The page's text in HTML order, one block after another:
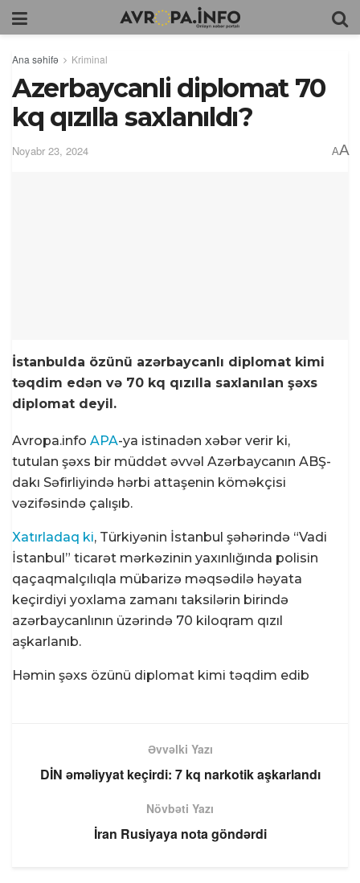
Ana səhifə Kriminal
Azerbaycanli diplomat 70
kq qızılla saxlanıldı?
Noyabr 23, 2024 AA
İstanbulda özünü azərbaycanlı diplomat kimi
təqdim edən və 70 kq qızılla saxlanılan şəxs
diplomat deyil.
Avropa.info APA-ya istinadən xəbər verir ki,
tutulan şəxs bir müddət əvvəl Azərbaycanın ABŞ-
dakı Səfirliyində hərbi attaşenin köməkçisi
vəzifəsində çalışıb.
Xatırladaq ki, Türkiyənin İstanbul şəhərində “Vadi
İstanbul” ticarət mərkəzinin yaxınlığında polisin
qaçaqmalçılıqla mübarizə məqsədilə həyata
keçirdiyi yoxlama zamanı taksilərin birində
azərbaycanlının üzərində 70 kiloqram qızıl
aşkarlanıb.
Həmin şəxs özünü diplomat kimi təqdim edib
Əvvəlki Yazı
DİN əməliyyat keçirdi: 7 kq narkotik aşkarlandı
Növbəti Yazı
İran Rusiyaya nota göndərdi